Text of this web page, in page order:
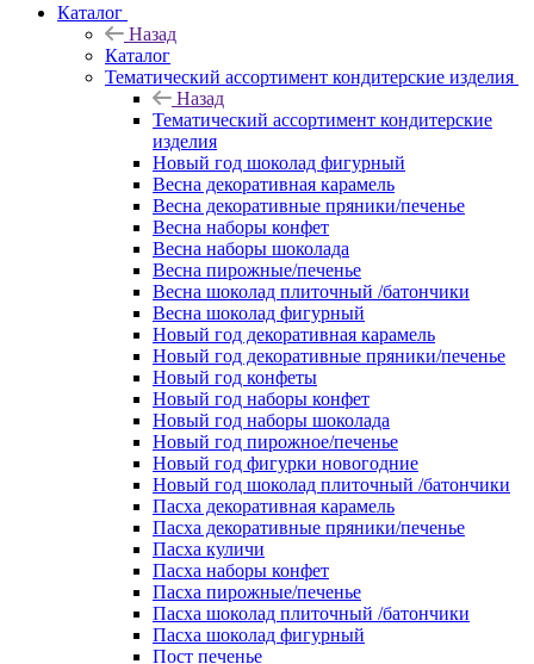
Каталог
Назад
Каталог
Тематический ассортимент кондитерские изделия
Назад
Тематический ассортимент кондитерские
изделия
Новый год шоколад фигурный
Весна декоративная карамель
Весна декоративные пряники/печенье
Весна наборы конфет
Весна наборы шоколада
Весна пирожные/печенье
Весна шоколад плиточный /батончики
Весна шоколад фигурный
Новый год декоративная карамель
Новый год декоративные пряники/печенье
Новый год конфеты
Новый год наборы конфет
Новый год наборы шоколада
Новый год пирожное/печенье
Новый год фигурки новогодние
Новый год шоколад плиточный /батончики
Пасха декоративная карамель
Пасха декоративные пряники/печенье
Пасха куличи
Пасха наборы конфет
Пасха пирожные/печенье
Пасха шоколад плиточный /батончики
Пасха шоколад фигурный
Пост печенье